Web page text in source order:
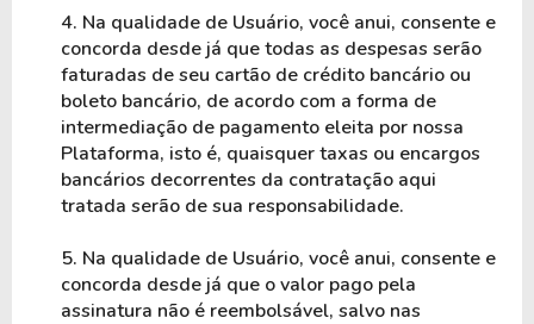
4. Na qualidade de Usuário, você anui, consente e
concorda desde já que todas as despesas serão
faturadas de seu cartão de crédito bancário ou
boleto bancário, de acordo com a forma de
intermediação de pagamento eleita por nossa
Plataforma, isto é, quaisquer taxas ou encargos
bancários decorrentes da contratação aqui
tratada serão de sua responsabilidade.
5. Na qualidade de Usuário, você anui, consente e
concorda desde já que o valor pago pela
assinatura não é reembolsável, salvo nas